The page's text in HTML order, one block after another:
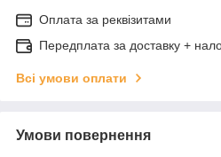
Оплата за реквізитами
Передплата за доставку +
Всі умови оплати
Умови повернення